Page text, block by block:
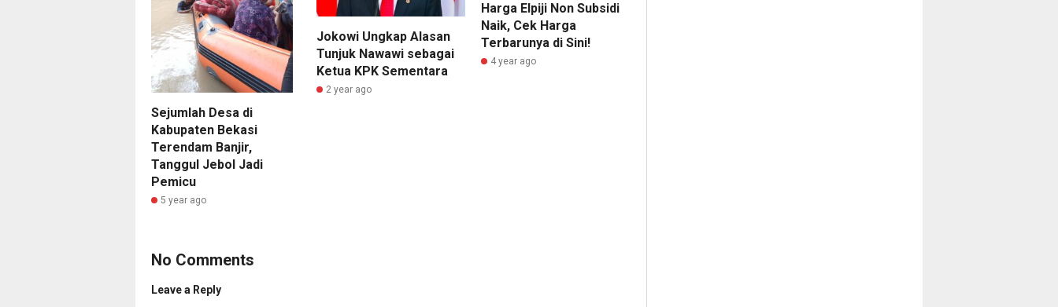
Sejumlah Desa di
Kabupaten Bekasi
Terendam Banjir,
Tanggul Jebol Jadi
Pemicu
5 year ago
Jokowi Ungkap Alasan
Tunjuk Nawawi sebagai
Ketua KPK Sementara
2 year ago
Harga Elpiji Non Subsidi
Naik, Cek Harga
Terbarunya di Sini!
4 year ago
No Comments
Leave a Reply